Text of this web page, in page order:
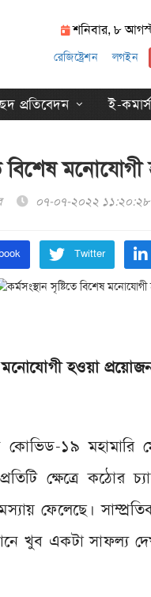
শনিবার, ৮
রেজিষ্ট্রেশন লগইন
প্রতিবেদন ই-কমার্স
বিশেষ
০৭-০৭-২০২২ ১১:২০:২৮
Twitter
মনোযোগী হওয়া
কোভিড-১৯
প্রতিটি ক্ষেত্রে
ফেলেছে। সাম্প্রতিক
খুব একটা সাফল্য